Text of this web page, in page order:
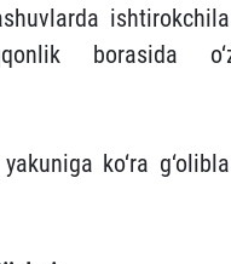
borasida
ko‘ra